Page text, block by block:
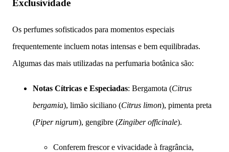
Exclusividade
Os perfumes sofisticados para momentos especiais
frequentemente incluem notas intensas e bem equilibradas.
Algumas das mais utilizadas na perfumaria botânica são:
Notas Cítricas e Especiadas: Bergamota (Citrus
bergamia), limão siciliano (Citrus limon), pimenta preta
(Piper nigrum), gengibre (Zingiber officinale).
Conferem frescor e vivacidade à fragrância,